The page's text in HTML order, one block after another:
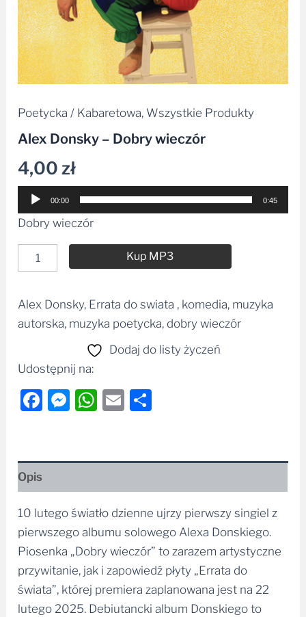
Poetycka / Kabaretowa, Wszystkie Produkty
Alex Donsky – Dobry wieczór
4,00zł
Odtwarzacz
plików
dźwiękowych
00:00 0:45
Dobry wieczór
Kup MP3
Alternative:
Alex Donsky, Errata do swiata , komedia, muzyka
autorska, muzyka poetycka, dobry wieczór
Dodaj do listy życzeń
Udostępnij na:
Facebook
Messenger
WhatsApp
Email
Opis
10 lutego światło dzienne ujrzy pierwszy singiel z
pierwszego albumu solowego Alexa Donskiego.
Piosenka „Dobry wieczór” to zarazem artystyczne
przywitanie, jak i zapowiedź płyty „Errata do
świata”, której premiera zaplanowana jest na 22
lutego 2025. Debiutancki album Donskiego to